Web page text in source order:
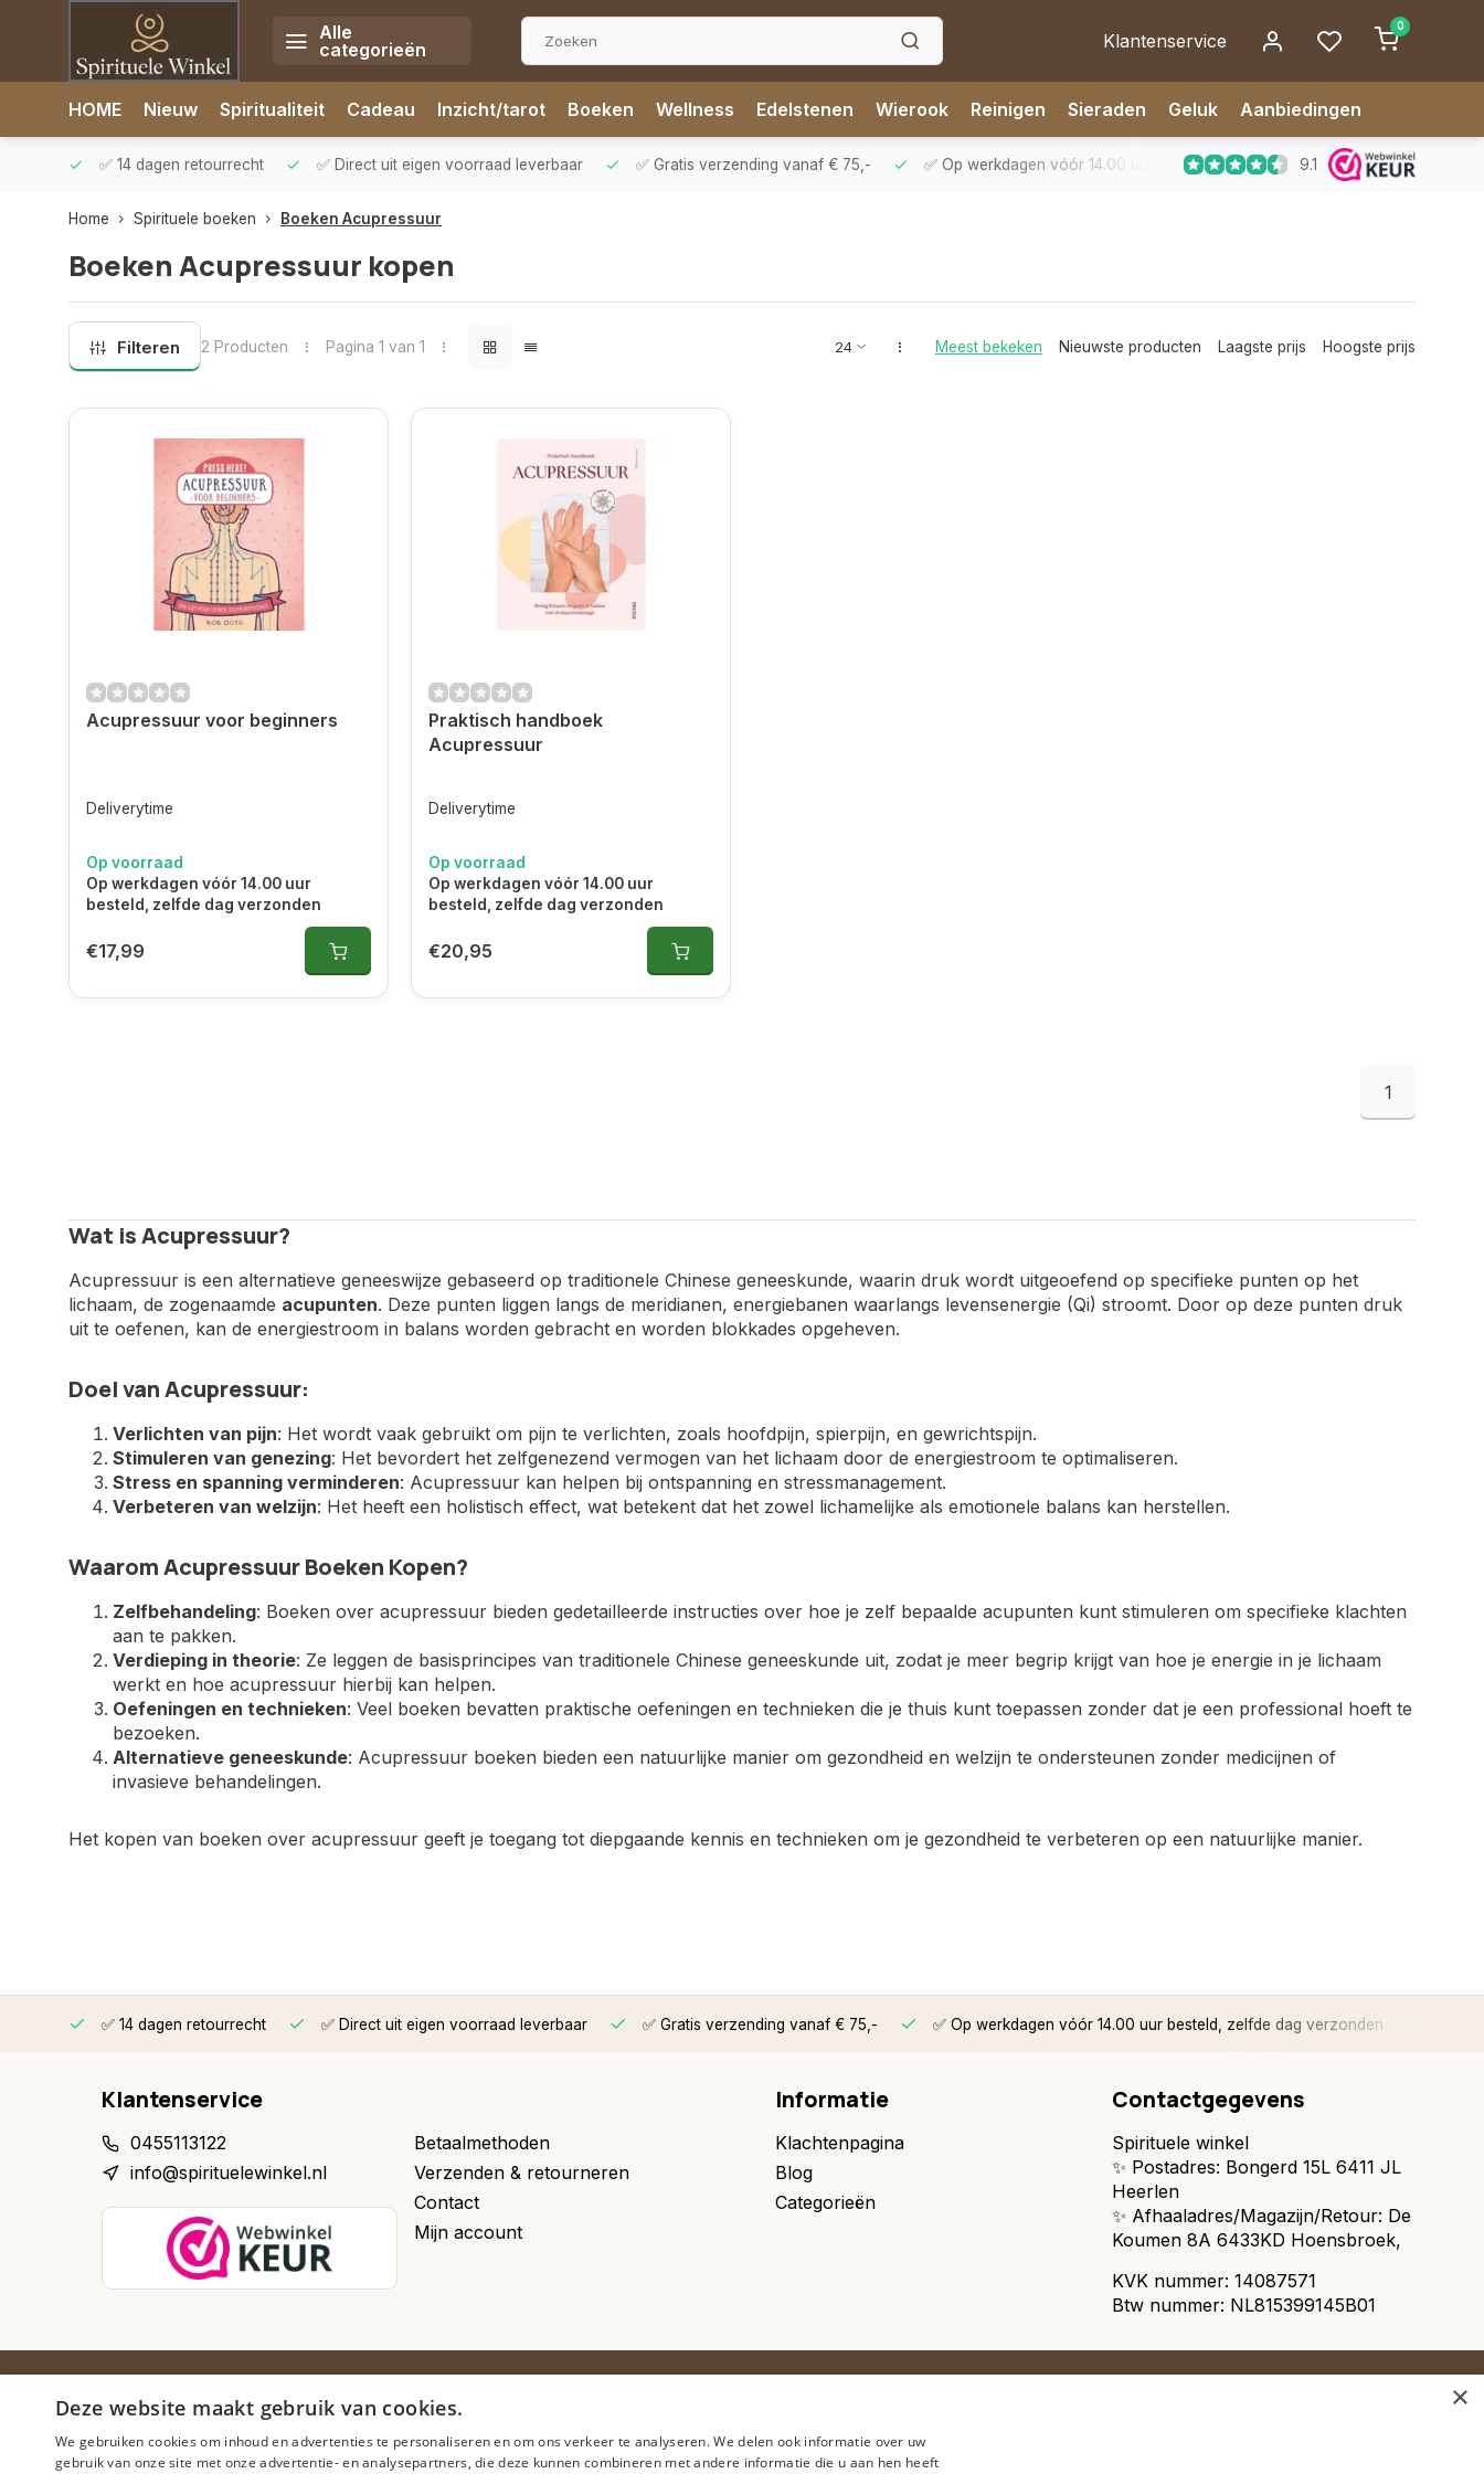
Alle
categorieën
Klantenservice
0
HOME Nieuw Spiritualiteit Cadeau Inzicht/tarot Boeken Wellness Edelstenen Wierook Reinigen Sieraden Geluk Aanbiedingen
✅ 14 dagen retourrecht ✅ Direct uit eigen voorraad leverbaar ✅ Gratis verzending vanaf € 75,- ✅ Op werkdagen vóór 14.00 uur besteld, zelfde dag verzonden
9.1
Home Spirituele boeken Boeken Acupressuur
Boeken Acupressuur kopen
Filteren 2 Producten Pagina 1 van 1 Meest bekeken Nieuwste producten Laagste prijs Hoogste prijs
Acupressuur voor beginners
Deliverytime
Op voorraad
Op werkdagen vóór 14.00 uur
besteld, zelfde dag verzonden
€17,99
Praktisch handboek
Acupressuur
Deliverytime
Op voorraad
Op werkdagen vóór 14.00 uur
besteld, zelfde dag verzonden
€20,95
1
Wat is Acupressuur?
Acupressuur is een alternatieve geneeswijze gebaseerd op traditionele Chinese geneeskunde, waarin druk wordt uitgeoefend op specifieke punten op het
lichaam, de zogenaamde acupunten. Deze punten liggen langs de meridianen, energiebanen waarlangs levensenergie (Qi) stroomt. Door op deze punten druk
uit te oefenen, kan de energiestroom in balans worden gebracht en worden blokkades opgeheven.
Doel van Acupressuur:
Verlichten van pijn: Het wordt vaak gebruikt om pijn te verlichten, zoals hoofdpijn, spierpijn, en gewrichtspijn.
Stimuleren van genezing: Het bevordert het zelfgenezend vermogen van het lichaam door de energiestroom te optimaliseren.
Stress en spanning verminderen: Acupressuur kan helpen bij ontspanning en stressmanagement.
Verbeteren van welzijn: Het heeft een holistisch effect, wat betekent dat het zowel lichamelijke als emotionele balans kan herstellen.
Waarom Acupressuur Boeken Kopen?
Zelfbehandeling: Boeken over acupressuur bieden gedetailleerde instructies over hoe je zelf bepaalde acupunten kunt stimuleren om specifieke klachten
aan te pakken.
Verdieping in theorie: Ze leggen de basisprincipes van traditionele Chinese geneeskunde uit, zodat je meer begrip krijgt van hoe je energie in je lichaam
werkt en hoe acupressuur hierbij kan helpen.
Oefeningen en technieken: Veel boeken bevatten praktische oefeningen en technieken die je thuis kunt toepassen zonder dat je een professional hoeft te
bezoeken.
Alternatieve geneeskunde: Acupressuur boeken bieden een natuurlijke manier om gezondheid en welzijn te ondersteunen zonder medicijnen of
invasieve behandelingen.
Het kopen van boeken over acupressuur geeft je toegang tot diepgaande kennis en technieken om je gezondheid te verbeteren op een natuurlijke manier.
✅ 14 dagen retourrecht ✅ Direct uit eigen voorraad leverbaar ✅ Gratis verzending vanaf € 75,- ✅ Op werkdagen vóór 14.00 uur besteld, zelfde dag verzonden
Klantenservice
0455113122
info@spirituelewinkel.nl
Betaalmethoden
Verzenden & retourneren
Contact
Mijn account
Informatie
Klachtenpagina
Blog
Categorieën
Contactgegevens
Spirituele winkel
✨ Postadres: Bongerd 15L 6411 JL
Heerlen
✨ Afhaaladres/Magazijn/Retour: De
Koumen 8A 6433KD Hoensbroek,
KVK nummer: 14087571
Btw nummer: NL815399145B01
Schrijf je in voor onze nieuwsbrief
Ontvang inspiratie, nieuwe producten en exclusieve aanbiedingen.
Abonneer
×
Deze website maakt gebruik van cookies.
We gebruiken cookies om inhoud en advertenties te personaliseren en om ons verkeer te analyseren. We delen ook informatie over uw
gebruik van onze site met onze advertentie- en analysepartners, die deze kunnen combineren met andere informatie die u aan hen heeft